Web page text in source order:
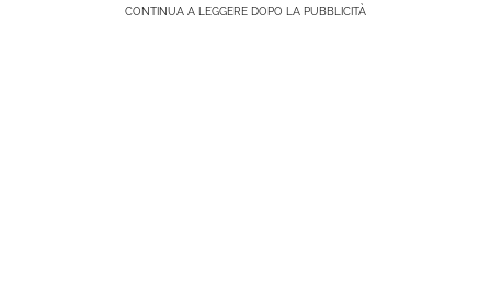
CONTINUA A LEGGERE DOPO LA PUBBLICITÀ